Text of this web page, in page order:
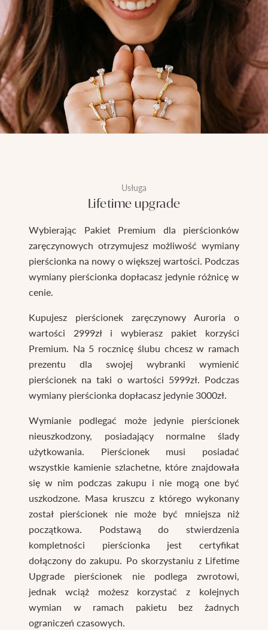
Usługa
Lifetime upgrade
Wybierając Pakiet Premium dla pierścionków
zaręczynowych otrzymujesz możliwość wymiany
pierścionka na nowy o większej wartości. Podczas
wymiany pierścionka dopłacasz jedynie różnicę w
cenie.
Kupujesz pierścionek zaręczynowy Auroria o
wartości 2999zł i wybierasz pakiet korzyści
Premium. Na 5 rocznicę ślubu chcesz w ramach
prezentu dla swojej wybranki wymienić
pierścionek na taki o wartości 5999zł. Podczas
wymiany pierścionka dopłacasz jedynie 3000zł.
Wymianie podlegać może jedynie pierścionek
nieuszkodzony, posiadający normalne ślady
użytkowania. Pierścionek musi posiadać
wszystkie kamienie szlachetne, które znajdowała
się w nim podczas zakupu i nie mogą one być
uszkodzone. Masa kruszcu z którego wykonany
został pierścionek nie może być mniejsza niż
początkowa. Podstawą do stwierdzenia
kompletności pierścionka jest certyfikat
dołączony do zakupu. Po skorzystaniu z Lifetime
Upgrade pierścionek nie podlega zwrotowi,
jednak wciąż możesz korzystać z kolejnych
wymian w ramach pakietu bez żadnych
ograniczeń czasowych.